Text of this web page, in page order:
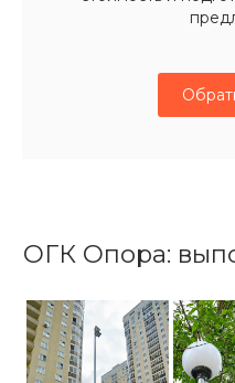
ОГК Опора: